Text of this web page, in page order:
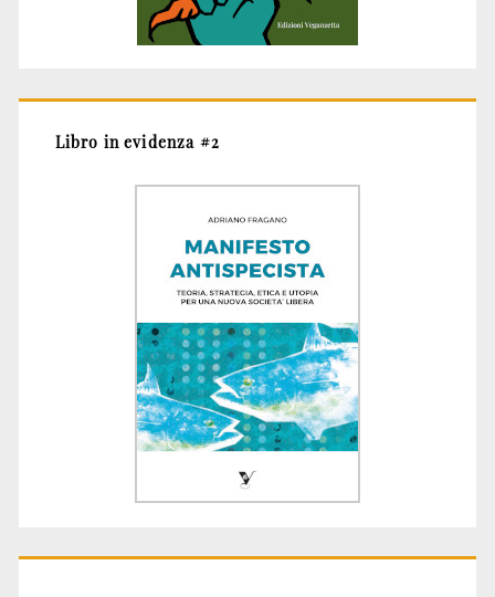
Libro in evidenza #2